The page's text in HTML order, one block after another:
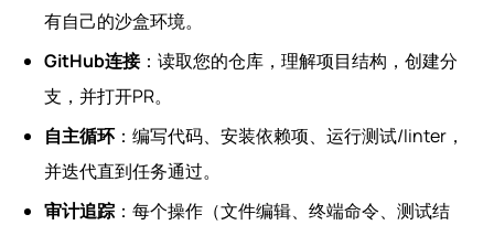
有自己的沙盒环境。
GitHub连接：读取您的仓库，理解项目结构，创建分
支，并打开PR。
自主循环：编写代码、安装依赖项、运行测试/linter，
并迭代直到任务通过。
审计追踪 ：每个操作（文件编辑、终端命令、测试结